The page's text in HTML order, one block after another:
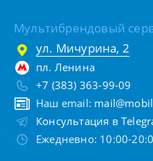
Мультибрендовый
ул. Мичурина, 2
пл. Ленина
+7 (383) 363-99-09
Наш email:
Консультация в
Ежедневно: 10:00-